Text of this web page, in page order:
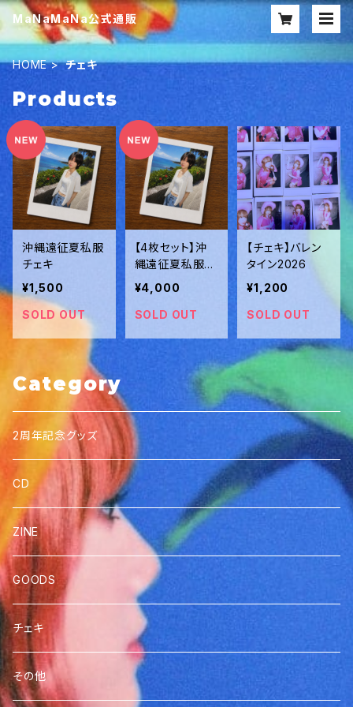
MaNaMaNa公式通販
HOME チェキ
Products
沖縄遠征夏私服
チェキ
¥1,500
SOLD OUT
【4枚セット】沖
縄遠征夏私服チ
ェキ
¥4,000
SOLD OUT
【チェキ】バレン
タイン2026
¥1,200
SOLD OUT
Category
2周年記念グッズ
CD
ZINE
GOODS
チェキ
その他